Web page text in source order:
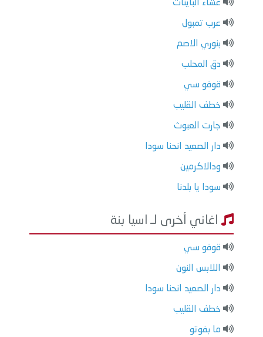
عشاء البايتات
عرب تمبول
بنوري الاصم
دق المحلب
قوقو سي
خطف القليب
جارت العبوث
دار الصعيد انحنا سودا
ودالاكرمين
سودا يا بلدنا
اغاني أخرى لـ اسيا بنة
قوقو سي
اللابس النون
دار الصعيد انحنا سودا
خطف القليب
ما بفوتو